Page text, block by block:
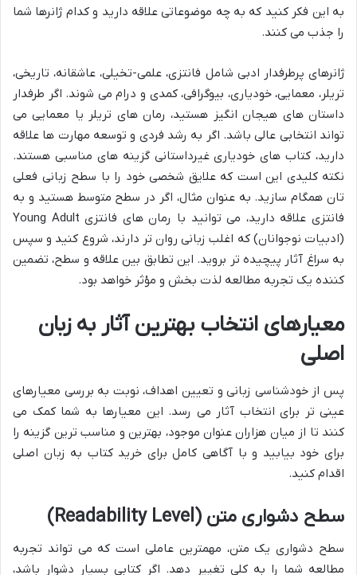
به این فکر کنید که به چه موضوعاتی علاقه دارید و کدام ژانرها شما
را جذب می کنند.
ژانرهای پرطرفدار ادبی شامل فانتزی، علمی-تخیلی، عاشقانه، تاریخی،
تریلر، معمایی، خودیاری، بیوگرافی، کمدی و درام می شوند. اگر طرفدار
داستان های هیجان انگیز هستید، رمان های تریلر یا معمایی می
تواند انتخابی عالی باشد. اگر به رشد فردی و توسعه مهارت ها علاقه
دارید، کتاب های خودیاری غیرداستانی گزینه های مناسبی هستند.
نکته کلیدی این است که علایق شخصی خود را با سطح زبانی فعلی
تان همگام سازید. به عنوان مثال، اگر در سطح متوسط هستید و به
فانتزی علاقه دارید، می توانید با رمان های فانتزی Young Adult
(ادبیات نوجوانان) که اغلب زبانی روان تر دارند، شروع کنید و سپس
به سراغ آثار پیچیده تر بروید. این تطابق بین علاقه و سطح، تضمین
کننده یک تجربه مطالعه لذت بخش و مؤثر خواهد بود.
معیارهای انتخاب بهترین آثار به زبان
اصلی
پس از خودشناسی زبانی و تعیین اهداف، نوبت به بررسی معیارهای
عینی تر برای انتخاب آثار می رسد. این معیارها به شما کمک می
کنند تا از میان هزاران عنوان موجود، بهترین و مناسب ترین گزینه را
برای خود بیابید و با آگاهی کامل برای خرید کتاب به زبان اصلی
اقدام کنید.
سطح دشواری متن (Readability Level)
سطح دشواری یک متن، مهمترین عاملی است که می تواند تجربه
مطالعه شما را به کلی تغییر دهد. اگر کتابی بسیار دشوار باشد،